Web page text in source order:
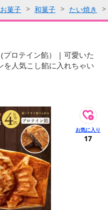
お菓子 和菓子 たい焼き
プロテイン餡） | 可愛いた
人気こし餡に入れちゃい
17